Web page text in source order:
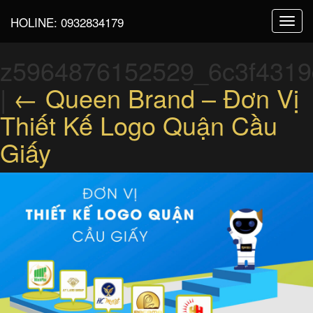
HOLINE: 0932834179
| ← Queen Brand – Đơn Vị
Thiết Kế Logo Quận Cầu
Giấy